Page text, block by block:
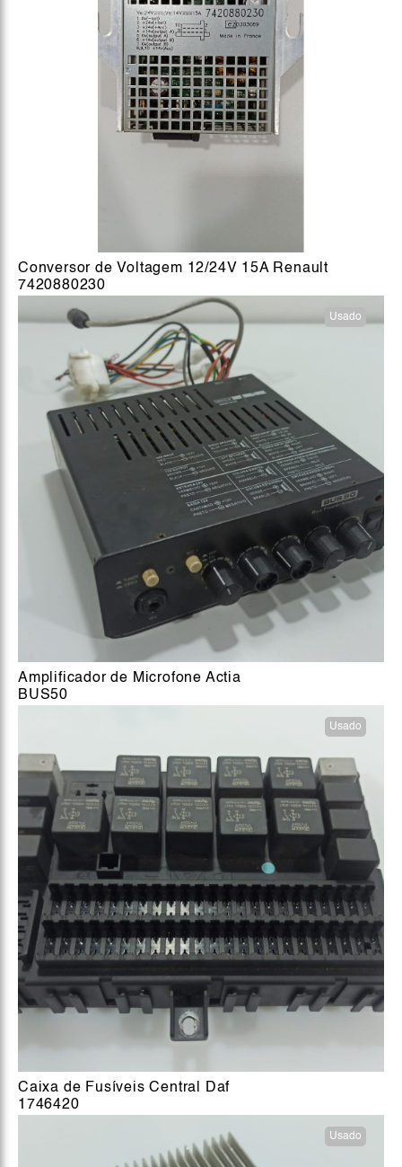
Conversor de Voltagem 12/24V 15A Renault
7420880230
Usado
Amplificador de Microfone Actia
BUS50
Usado
Caixa de Fusíveis Central Daf
1746420
Usado